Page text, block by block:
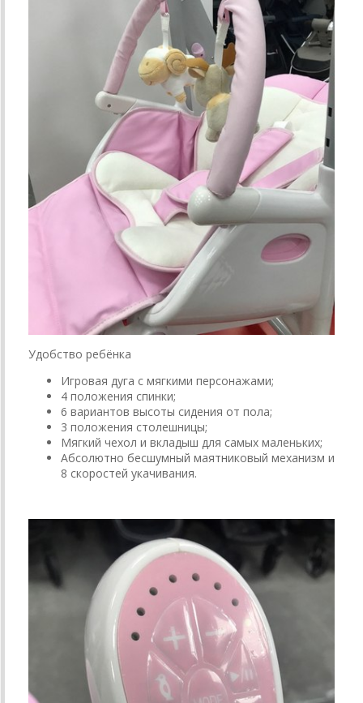
Удобство ребёнка
Игровая дуга с мягкими персонажами;
4 положения спинки;
6 вариантов высоты сидения от пола;
3 положения столешницы;
Мягкий чехол и вкладыш для самых маленьких;
Абсолютно бесшумный маятниковый механизм и
8 скоростей укачивания.